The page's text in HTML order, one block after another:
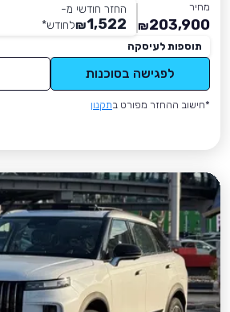
מחיר
203,900
₪
החזר חודשי מ-
1,522
₪לחודש*
תוספות לעיסקה
לפגישה בסוכנות
*חישוב ההחזר מפורט בתקנון